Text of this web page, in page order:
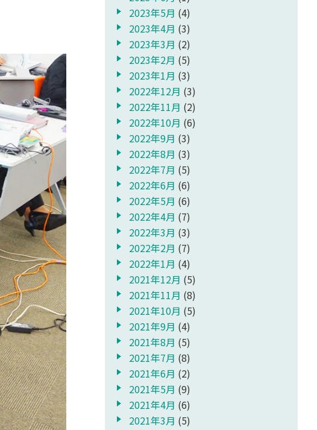
2023年5月 (4)
2023年4月 (3)
2023年3月 (2)
2023年2月 (5)
2023年1月 (3)
2022年12月 (3)
2022年11月 (2)
2022年10月 (6)
2022年9月 (3)
2022年8月 (3)
2022年7月 (5)
2022年6月 (6)
2022年5月 (6)
2022年4月 (7)
2022年3月 (3)
2022年2月 (7)
2022年1月 (4)
2021年12月 (5)
2021年11月 (8)
2021年10月 (5)
2021年9月 (4)
2021年8月 (5)
2021年7月 (8)
2021年6月 (2)
2021年5月 (9)
2021年4月 (6)
2021年3月 (5)